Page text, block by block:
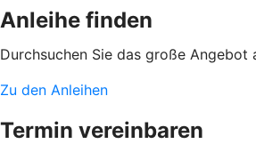
Anleihe finden
Durchsuchen Sie das große Angebot
Zu den Anleihen
Termin vereinbaren